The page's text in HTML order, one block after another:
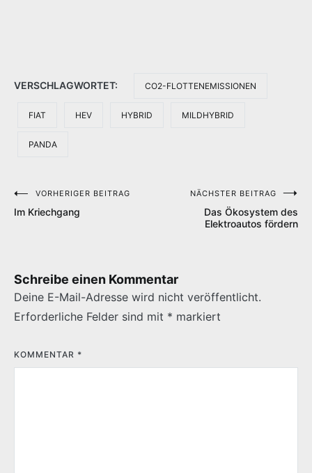
VERSCHLAGWORTET: CO2-FLOTTENEMISSIONEN
FIAT HEV HYBRID MILDHYBRID
PANDA
Beitragsnavigation
VORHERIGER BEITRAG
Im Kriechgang
NÄCHSTER BEITRAG
Das Ökosystem des
Elektroautos fördern
Schreibe einen Kommentar
Deine E-Mail-Adresse wird nicht veröffentlicht.
Erforderliche Felder sind mit * markiert
KOMMENTAR *